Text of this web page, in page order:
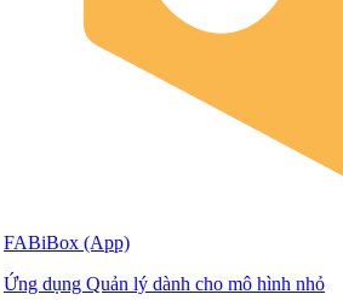
FABiBox (App)
Ứng dụng Quản lý dành cho mô hình nhỏ